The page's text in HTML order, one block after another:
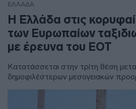
ΕΛΛΑΔΑ
Η Ελλάδα στις
των Ευρωπαίων
με έρευνα του ΕΟΤ
Κατατάσσεται στην τρίτη θέση
δημοφιλέστερων μεσογειακών